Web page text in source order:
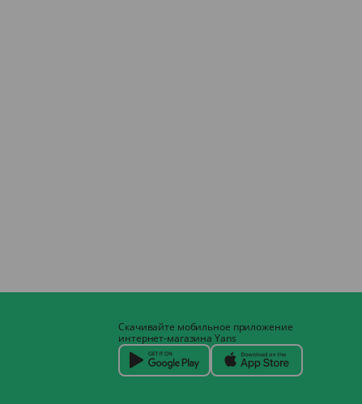
Скачивайте мобильное приложение
интернет-магазина Yans